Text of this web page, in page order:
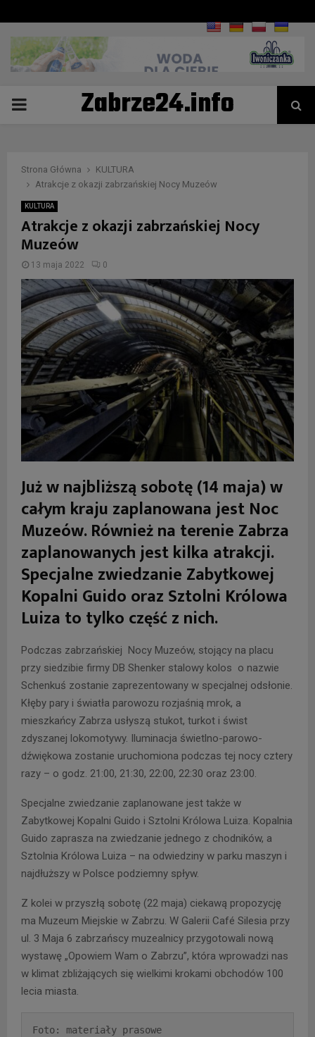
PRIMARYZabrze24.info
Strona Główna
KULTURA
Atrakcje z okazji zabrzańskiej Nocy Muzeów
KULTURA
Atrakcje z okazji zabrzańskiej Nocy
Muzeów
13 maja 2022 0
Już w najbliższą sobotę (14 maja) w
całym kraju zaplanowana jest Noc
Muzeów. Również na terenie Zabrza
zaplanowanych jest kilka atrakcji.
Specjalne zwiedzanie Zabytkowej
Kopalni Guido oraz Sztolni Królowa
Luiza to tylko część z nich.
Podczas zabrzańskiej Nocy Muzeów, stojący na placu
przy siedzibie firmy DB Shenker stalowy kolos o nazwie
Schenkuś zostanie zaprezentowany w specjalnej odsłonie.
Kłęby pary i światła parowozu rozjaśnią mrok, a
mieszkańcy Zabrza usłyszą stukot, turkot i świst
zdyszanej lokomotywy. Iluminacja świetlno-parowo-
dźwiękowa zostanie uruchomiona podczas tej nocy cztery
razy – o godz. 21:00, 21:30, 22:00, 22:30 oraz 23:00.
Specjalne zwiedzanie zaplanowane jest także w
Zabytkowej Kopalni Guido i Sztolni Królowa Luiza. Kopalnia
Guido zaprasza na zwiedzanie jednego z chodników, a
Sztolnia Królowa Luiza – na odwiedziny w parku maszyn i
najdłuższy w Polsce podziemny spływ.
Z kolei w przyszłą sobotę (22 maja) ciekawą propozycję
ma Muzeum Miejskie w Zabrzu. W Galerii Café Silesia przy
ul. 3 Maja 6 zabrzańscy muzealnicy przygotowali nową
wystawę „Opowiem Wam o Zabrzu”, która wprowadzi nas
w klimat zbliżających się wielkimi krokami obchodów 100
lecia miasta.
Foto: materiały prasowe